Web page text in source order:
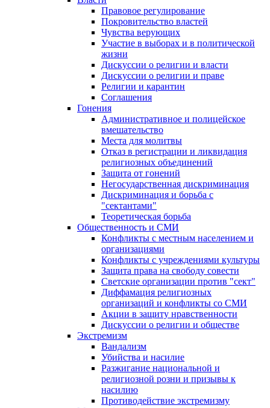
Правовое регулирование
Покровительство властей
Чувства верующих
Участие в выборах и в политической
жизни
Дискуссии о религии и власти
Дискуссии о религии и праве
Религии и карантин
Соглашения
Гонения
Административное и полицейское
вмешательство
Места для молитвы
Отказ в регистрации и ликвидация
религиозных объединений
Защита от гонений
Негосударственная дискриминация
Дискриминация и борьба с
"сектантами"
Теоретическая борьба
Общественность и СМИ
Конфликты с местным населением и
организациями
Конфликты с учреждениями культуры
Защита права на свободу совести
Светские организации против "сект"
Диффамация религиозных
организаций и конфликты со СМИ
Акции в защиту нравственности
Дискуссии о религии и обществе
Экстремизм
Вандализм
Убийства и насилие
Разжигание национальной и
религиозной розни и призывы к
насилию
Противодействие экстремизму